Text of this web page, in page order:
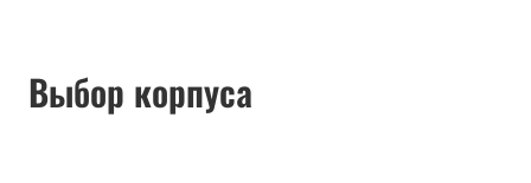
Выбор корпуса